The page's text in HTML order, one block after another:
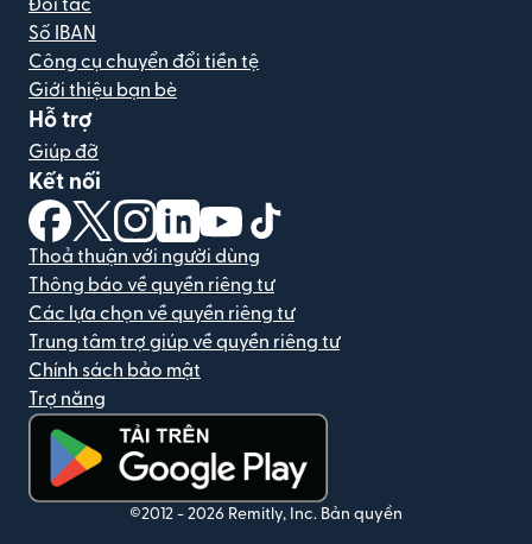
Đối tác
Số IBAN
Công cụ chuyển đổi tiền tệ
Giới thiệu bạn bè
Hỗ trợ
Giúp đỡ
Kết nối
(mở trong cửa sổ mới)
(mở trong cửa sổ mới)
(mở trong cửa sổ mới)
(mở trong cửa sổ mới)
(mở trong cửa sổ mới)
Thoả thuận với người dùng
Thông báo về quyền riêng tư
Các lựa chọn về quyền riêng tư
Trung tâm trợ giúp về quyền riêng tư
Chính sách bảo mật
Trợ năng
(mở trong cửa sổ mới)
©2012 - 2026 Remitly, Inc. Bản quyền